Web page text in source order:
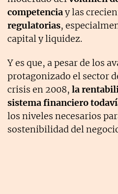
competenciay las
regulatorias,
capital y liquidez.
Y es que, a pesar de los
protagonizado el sector
crisis en 2008, la
sistema financiero
los niveles necesarios
sostenibilidad del